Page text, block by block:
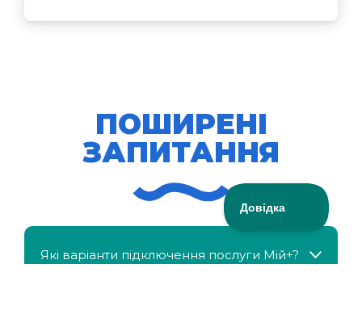
ПОШИРЕНІ
ЗАПИТАННЯ
Які варіанти підключення послуги Мій+?